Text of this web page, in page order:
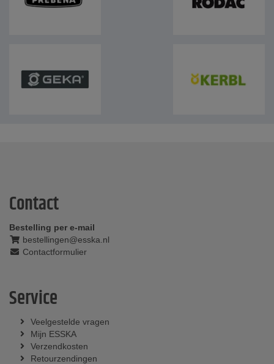
Contact
Bestelling per e-mail
bestellingen@esska.nl
Contactformulier
Service
Veelgestelde vragen
Mijn ESSKA
Verzendkosten
Retourzendingen